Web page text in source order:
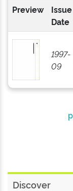
Preview
Issue
Date
1997-
09
Discover